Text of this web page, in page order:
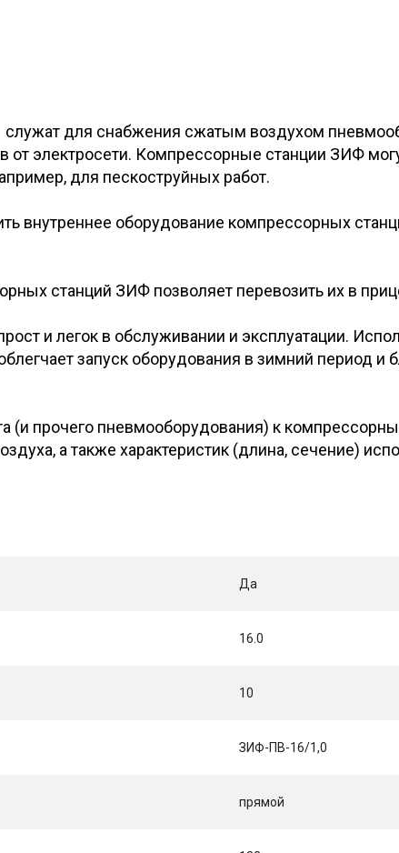
для снабжения сжатым воздухом
от электросети. Компрессорные станции ЗИФ
для пескоструйных работ.
внутреннее оборудование компрессорных
станций ЗИФ позволяет перевозить их в
и легок в обслуживании и эксплуатации.
запуск оборудования в зимний период и
(и прочего пневмооборудования) к
а также характеристик (длина, сечение)
Да
16.0
10
ЗИФ-ПВ-16/1,0
прямой